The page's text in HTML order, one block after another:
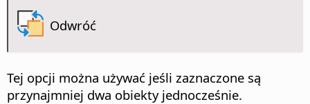
Odwróć
Tej opcji można używać jeśli zaznaczone są
przynajmniej dwa obiekty jednocześnie.